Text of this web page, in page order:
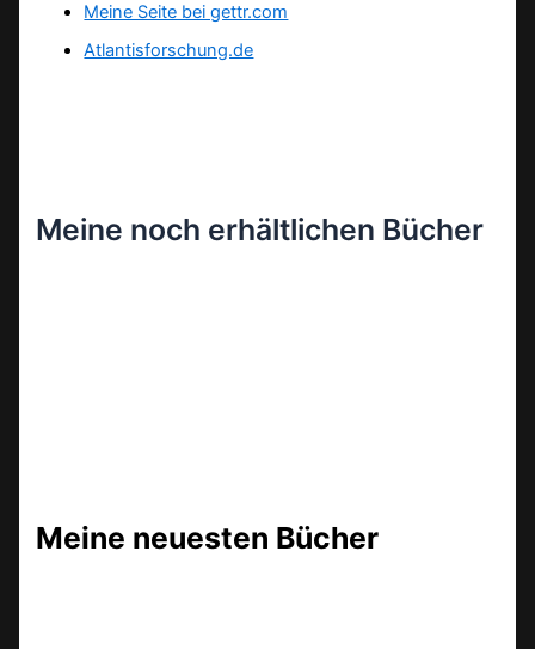
Meine Seite bei gettr.com
Atlantisforschung.de
Meine noch erhältlichen Bücher
Meine neuesten Bücher